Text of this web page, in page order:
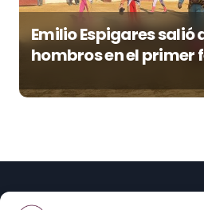
Emilio Espigares salió
hombros en el primer
la Feria de Gor